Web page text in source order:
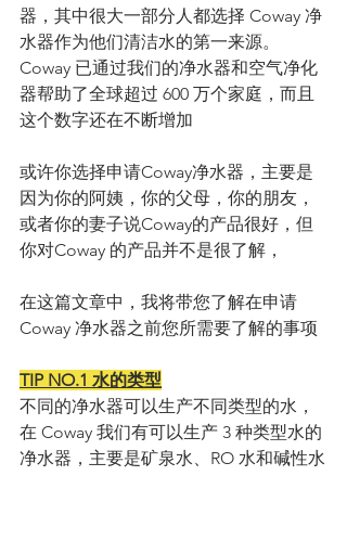
器，其中很大一部分人都选择 Coway 净
水器作为他们清洁水的第一来源。
Coway 已通过我们的净水器和空气净化
器帮助了全球超过 600 万个家庭，而且
这个数字还在不断增加
或许你选择申请Coway净水器，主要是
因为你的阿姨，你的父母，你的朋友，
或者你的妻子说Coway的产品很好，但
你对Coway 的产品并不是很了解，
在这篇文章中，我将带您了解在申请
Coway 净水器之前您所需要了解的事项
TIP NO.1 水的类型
不同的净水器可以生产不同类型的水，
在 Coway 我们有可以生产 3 种类型水的
净水器，主要是矿泉水、RO 水和碱性水